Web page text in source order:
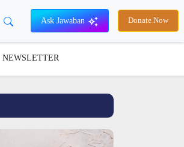
Ask Jawaban Donate Now
NEWSLETTER